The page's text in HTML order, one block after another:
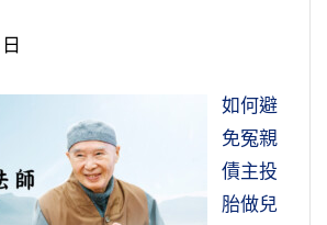
如何避
免冤親
債主投
胎做兒